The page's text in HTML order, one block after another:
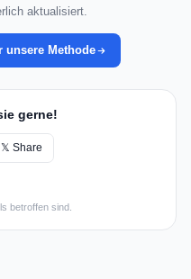
aktualisiert.
unsere Methode
gerne!
𝕏 Share
betroffen sind.